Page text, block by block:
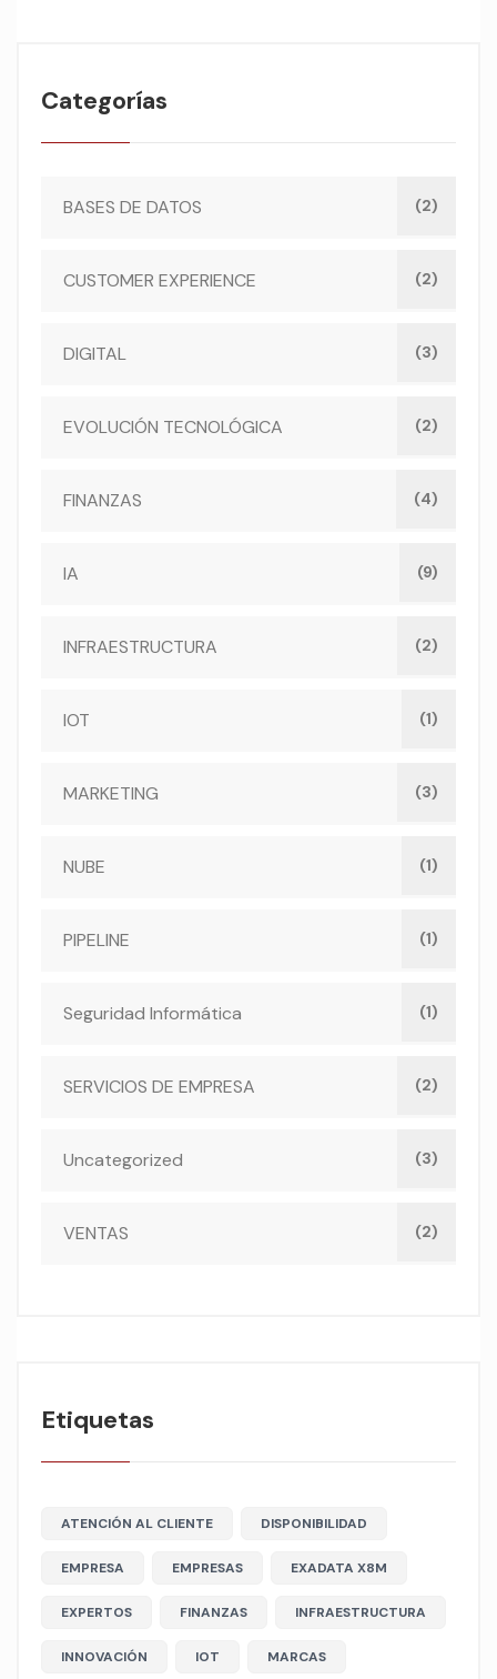
Categorías
BASES DE DATOS (2)
CUSTOMER EXPERIENCE (2)
DIGITAL (3)
EVOLUCIÓN TECNOLÓGICA (2)
FINANZAS (4)
IA (9)
INFRAESTRUCTURA (2)
IOT (1)
MARKETING (3)
NUBE (1)
PIPELINE (1)
Seguridad Informática (1)
SERVICIOS DE EMPRESA (2)
Uncategorized (3)
VENTAS (2)
Etiquetas
ATENCIÓN AL CLIENTE DISPONIBILIDAD
EMPRESA EMPRESAS EXADATA X8M
EXPERTOS FINANZAS INFRAESTRUCTURA
INNOVACIÓN IOT MARCAS